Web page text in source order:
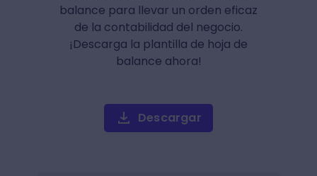
balance para llevar un orden eficaz
de la contabilidad del negocio.
¡Descarga la plantilla de hoja de
balance ahora!
Descargar